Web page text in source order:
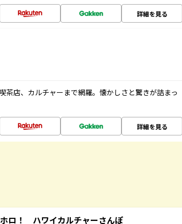
詳細を見る
茶店、カルチャーまで網羅。懐かしさと驚きが詰まっ
詳細を見る
ロ！ ハワイカルチャーさんぽ